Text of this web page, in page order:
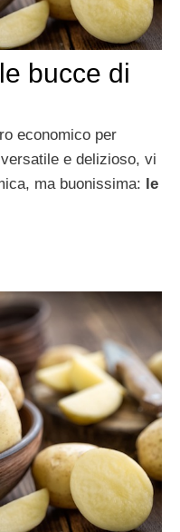
bucce di
economico per
e delizioso, vi
ma buonissima: le